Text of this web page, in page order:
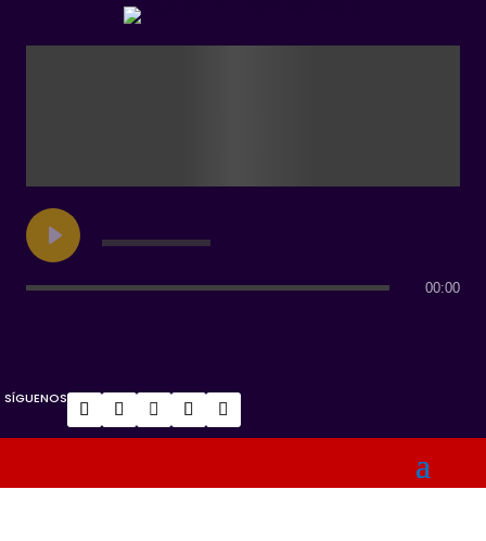
00:00
SÍGUENOS